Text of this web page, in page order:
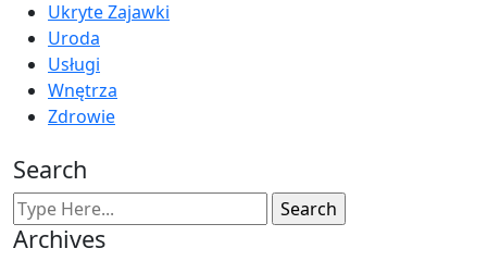
Ukryte Zajawki
Uroda
Usługi
Wnętrza
Zdrowie
Search
Archives